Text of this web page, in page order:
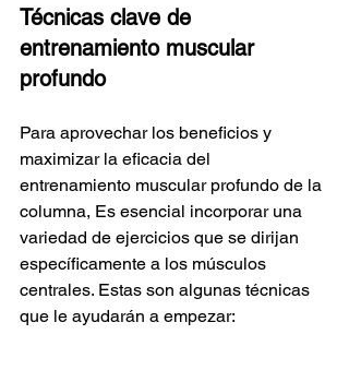
Técnicas clave de
entrenamiento muscular
profundo
Para aprovechar los beneficios y
maximizar la eficacia del
entrenamiento muscular profundo de la
columna, Es esencial incorporar una
variedad de ejercicios que se dirijan
específicamente a los músculos
centrales. Estas son algunas técnicas
que le ayudarán a empezar: